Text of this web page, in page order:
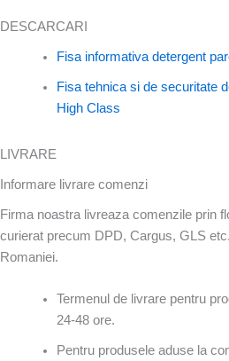
DESCARCARI
Fisa informativa detergent
Fisa tehnica si de securitate
High Class
LIVRARE
Informare livrare comenzi
Firma noastra livreaza comenzile prin
curierat precum DPD, Cargus, GLS
Romaniei.
Termenul de livrare pentru
24-48 ore.
Pentru produsele aduse la